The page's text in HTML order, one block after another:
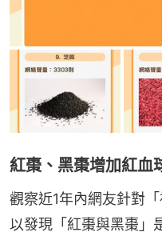
紅棗、黑棗增加紅
觀察近1年內網友針對
以發現「紅棗與黑棗」